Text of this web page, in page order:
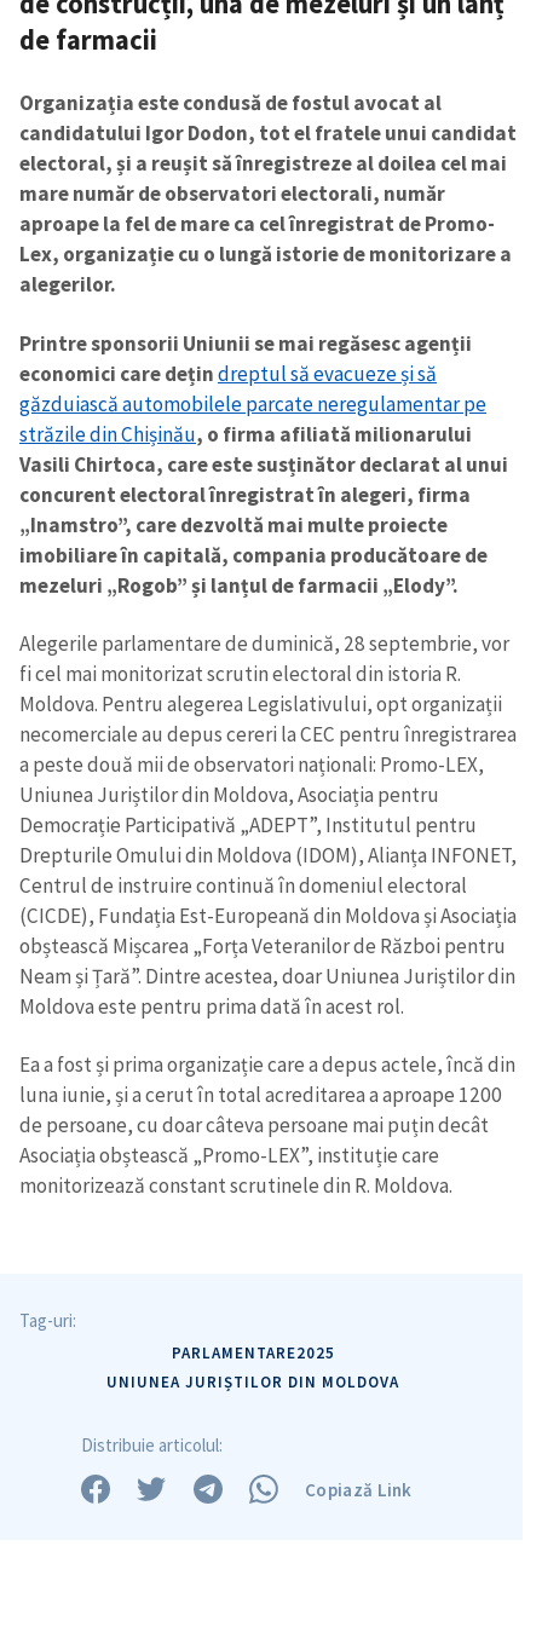
de farmacii
Organizația este condusă de fostul avocat al
candidatului Igor Dodon, tot el fratele unui candidat
electoral, și a reușit să înregistreze al doilea cel mai
mare număr de observatori electorali, număr
aproape la fel de mare ca cel înregistrat de Promo-
Lex, organizație cu o lungă istorie de monitorizare a
alegerilor.
Printre sponsorii Uniunii se mai regăsesc agenții
economici care dețindreptul să evacueze și să
găzduiască automobilele parcate neregulamentar pe
străzile din Chișinău, o firma afiliată milionarului
Vasili Chirtoca, care este susținător declarat al unui
concurent electoral înregistrat în alegeri, firma
„Inamstro”, care dezvoltă mai multe proiecte
imobiliare în capitală, compania producătoare de
mezeluri „Rogob” și lanțul de farmacii „Elody”.
Alegerile parlamentare de duminică, 28 septembrie, vor
fi cel mai monitorizat scrutin electoral din istoria R.
Moldova. Pentru alegerea Legislativului, opt organizații
necomerciale au depus cereri la CEC pentru înregistrarea
a peste două mii de observatori naționali: Promo-LEX,
Uniunea Juriștilor din Moldova, Asociația pentru
Democrație Participativă „ADEPT”, Institutul pentru
Drepturile Omului din Moldova (IDOM), Alianța INFONET,
Centrul de instruire continuă în domeniul electoral
(CICDE), Fundația Est-Europeană din Moldova și Asociația
obștească Mișcarea „Forța Veteranilor de Război pentru
Neam și Țară”. Dintre acestea, doar Uniunea Juriștilor din
Moldova este pentru prima dată în acest rol.
Ea a fost și prima organizație care a depus actele, încă din
luna iunie, și a cerut în total acreditarea a aproape 1200
de persoane, cu doar câteva persoane mai puțin decât
Asociația obștească „Promo-LEX”, instituție care
monitorizează constant scrutinele din R. Moldova.
Tag-uri:
PARLAMENTARE2025
UNIUNEA JURIȘTILOR DIN MOLDOVA
Distribuie articolul:
Copiază Link